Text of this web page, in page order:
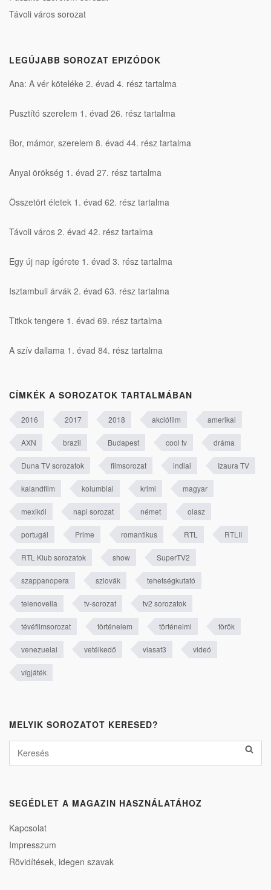
Távoli város sorozat
LEGÚJABB SOROZAT EPIZÓDOK
Ana: A vér köteléke 2. évad 4. rész tartalma
Pusztító szerelem 1. évad 26. rész tartalma
Bor, mámor, szerelem 8. évad 44. rész tartalma
Anyai örökség 1. évad 27. rész tartalma
Összetört életek 1. évad 62. rész tartalma
Távoli város 2. évad 42. rész tartalma
Egy új nap ígérete 1. évad 3. rész tartalma
Isztambuli árvák 2. évad 63. rész tartalma
Titkok tengere 1. évad 69. rész tartalma
A szív dallama 1. évad 84. rész tartalma
CÍMKÉK A SOROZATOK TARTALMÁBAN
2016 2017 2018 akciófilm amerikai
AXN brazil Budapest cool tv dráma
Duna TV sorozatok filmsorozat indiai Izaura TV
kalandfilm kolumbiai krimi magyar
mexikói napi sorozat német olasz
portugál Prime romantikus RTL RTLII
RTL Klub sorozatok show SuperTV2
szappanopera szlovák tehetségkutató
telenovella tv-sorozat tv2 sorozatok
tévéfilmsorozat történelem történelmi török
venezuelai vetélkedő viasat3 videó
vígjáték
MELYIK SOROZATOT KERESED?
SEGÉDLET A MAGAZIN HASZNÁLATÁHOZ
Kapcsolat
Impresszum
Rövidítések, idegen szavak